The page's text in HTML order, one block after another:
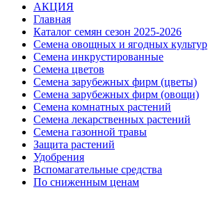
АКЦИЯ
Главная
Каталог семян сезон 2025-2026
Семена овощных и ягодных культур
Семена инкрустированные
Семена цветов
Семена зарубежных фирм (цветы)
Семена зарубежных фирм (овощи)
Семена комнатных растений
Семена лекарственных растений
Семена газонной травы
Защита растений
Удобрения
Вспомагательные средства
По сниженным ценам